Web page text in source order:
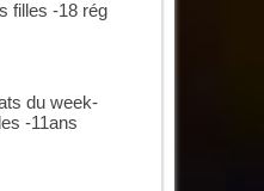
filles -18 rég
du week-
-11ans